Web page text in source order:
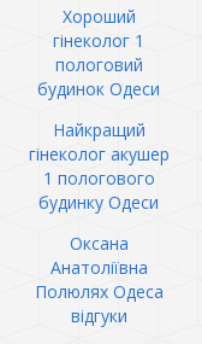
Хороший
гінеколог 1
пологовий
будинок Одеси
Найкращий
гінеколог акушер
1 пологового
будинку Одеси
Оксана
Анатоліївна
Полюлях Одеса
відгуки